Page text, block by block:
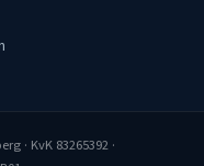
· KvK 83265392 ·